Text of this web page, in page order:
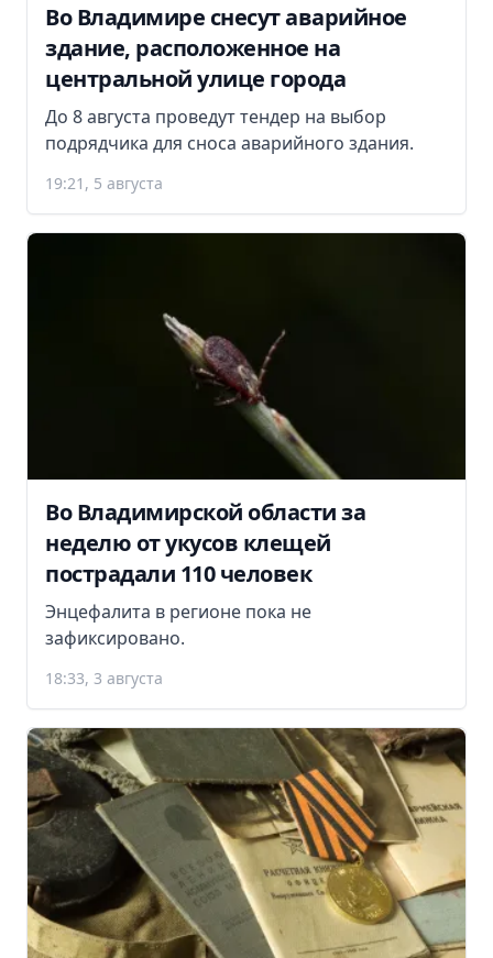
Во Владимире снесут аварийное
здание, расположенное на
центральной улице города
До 8 августа проведут тендер на выбор
подрядчика для сноса аварийного здания.
19:21, 5 августа
Во Владимирской области за
неделю от укусов клещей
пострадали 110 человек
Энцефалита в регионе пока не
зафиксировано.
18:33, 3 августа